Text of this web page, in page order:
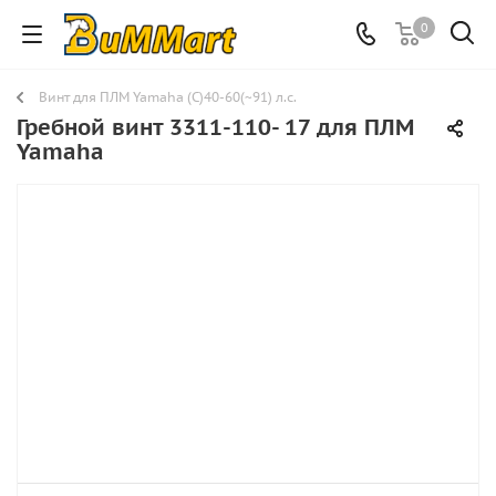
0
Винт для ПЛМ Yamaha (C)40-60(~91) л.с.
Гребной винт 3311-110- 17 для ПЛМ
Yamaha